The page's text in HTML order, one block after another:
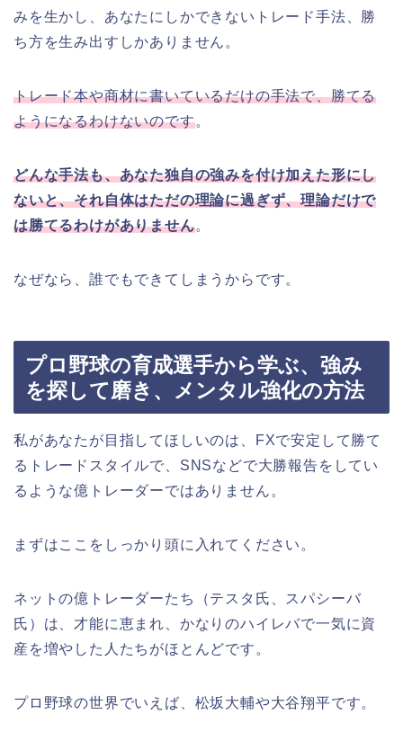
みを生かし、あなたにしかできないトレード手法、勝
ち方を生み出すしかありません。
トレード本や商材に書いているだけの手法で、勝てる
ようになるわけないのです。
どんな手法も、あなた独自の強みを付け加えた形にし
ないと、それ自体はただの理論に過ぎず、理論だけで
は勝てるわけがありません。
なぜなら、誰でもできてしまうからです。
プロ野球の育成選手から学ぶ、強み
を探して磨き、メンタル強化の方法
私があなたが目指してほしいのは、FXで安定して勝て
るトレードスタイルで、SNSなどで大勝報告をしてい
るような億トレーダーではありません。
まずはここをしっかり頭に入れてください。
ネットの億トレーダーたち（テスタ氏、スパシーバ
氏）は、才能に恵まれ、かなりのハイレバで一気に資
産を増やした人たちがほとんどです。
プロ野球の世界でいえば、松坂大輔や大谷翔平です。